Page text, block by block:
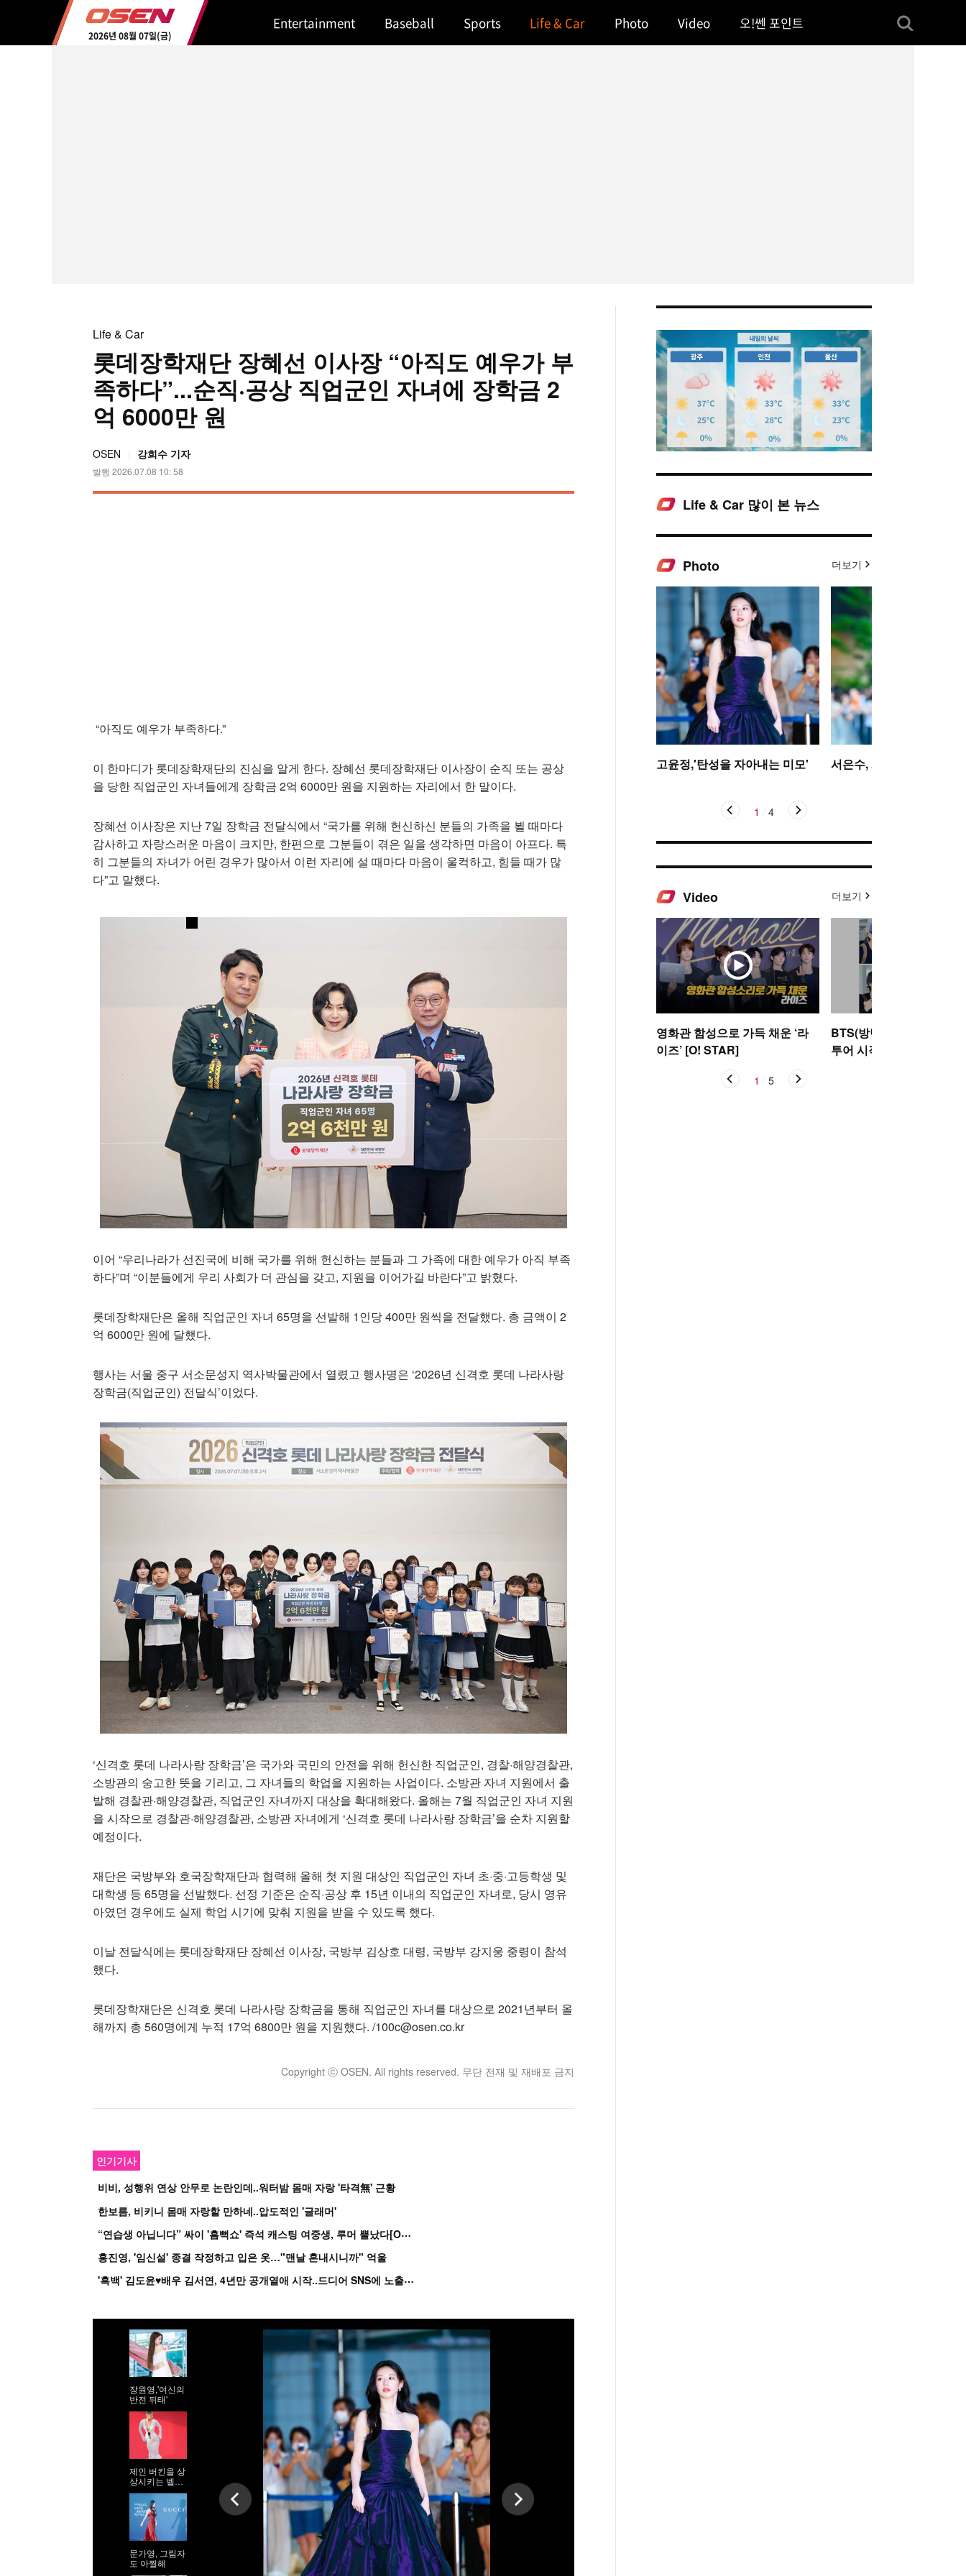
2026년 08월 07일(금)
Entertainment Baseball Sports Life & Car Photo Video 오!쎈 포인트
Life & Car
롯데장학재단 장혜선 이사장 “아직도 예우가 부
족하다”...순직·공상 직업군인 자녀에 장학금 2
억 6000만 원
OSEN 강희수 기자
발행 2026.07.08 10: 58
“아직도 예우가 부족하다.”
이 한마디가 롯데장학재단의 진심을 알게 한다. 장혜선 롯데장학재단 이사장이 순직 또는 공상
을 당한 직업군인 자녀들에게 장학금 2억 6000만 원을 지원하는 자리에서 한 말이다.
장혜선 이사장은 지난 7일 장학금 전달식에서 “국가를 위해 헌신하신 분들의 가족을 뵐 때마다
감사하고 자랑스러운 마음이 크지만, 한편으로 그분들이 겪은 일을 생각하면 마음이 아프다. 특
히 그분들의 자녀가 어린 경우가 많아서 이런 자리에 설 때마다 마음이 울컥하고, 힘들 때가 많
다”고 말했다.
이어 “우리나라가 선진국에 비해 국가를 위해 헌신하는 분들과 그 가족에 대한 예우가 아직 부족
하다”며 “이분들에게 우리 사회가 더 관심을 갖고, 지원을 이어가길 바란다”고 밝혔다.
롯데장학재단은 올해 직업군인 자녀 65명을 선발해 1인당 400만 원씩을 전달했다. 총 금액이 2
억 6000만 원에 달했다.
행사는 서울 중구 서소문성지 역사박물관에서 열렸고 행사명은 ‘2026년 신격호 롯데 나라사랑
장학금(직업군인) 전달식’이었다.
‘신격호 롯데 나라사랑 장학금’은 국가와 국민의 안전을 위해 헌신한 직업군인, 경찰·해양경찰관,
소방관의 숭고한 뜻을 기리고, 그 자녀들의 학업을 지원하는 사업이다. 소방관 자녀 지원에서 출
발해 경찰관·해양경찰관, 직업군인 자녀까지 대상을 확대해왔다. 올해는 7월 직업군인 자녀 지원
을 시작으로 경찰관·해양경찰관, 소방관 자녀에게 ‘신격호 롯데 나라사랑 장학금’을 순차 지원할
예정이다.
재단은 국방부와 호국장학재단과 협력해 올해 첫 지원 대상인 직업군인 자녀 초·중·고등학생 및
대학생 등 65명을 선발했다. 선정 기준은 순직·공상 후 15년 이내의 직업군인 자녀로, 당시 영유
아였던 경우에도 실제 학업 시기에 맞춰 지원을 받을 수 있도록 했다.
이날 전달식에는 롯데장학재단 장혜선 이사장, 국방부 김상호 대령, 국방부 강지웅 중령이 참석
했다.
롯데장학재단은 신격호 롯데 나라사랑 장학금을 통해 직업군인 자녀를 대상으로 2021년부터 올
해까지 총 560명에게 누적 17억 6800만 원을 지원했다. /100c@osen.co.kr
Copyright ⓒ OSEN. All rights reserved. 무단 전재 및 재배포 금지
인기기사
비비, 성행위 연상 안무로 논란인데..워터밤 몸매 자랑 '타격無' 근황
한보름, 비키니 몸매 자랑할 만하네..압도적인 '글래머'
“
연습생 아닙니다” 싸이 '흠뻑쇼' 즉석 캐스팅 여중생, 루머 뿔났다[Oh!쎈 이...
홍진영, '임신설' 종결 작정하고 입은 옷…"맨날 혼내시니까" 억울
'
흑백' 김도윤♥배우 김서연, 4년만 공개열애 시작..드디어 SNS에 노출 [핫피...
장원영,'여신의
반전 뒤태'
제인 버킨을 상
상시키는 벨라
하디드
문가영, 그림자
도 아찔해
Mute
Life & Car 많이 본 뉴스
Photo 더보기
고윤정,'탄성을 자아내는 미모' 서은수, 사뿐사뿐
1 4
Video 더보기
영화관 함성으로 가득 채운 ‘라
이즈’ [O! STAR]
BTS(방탄소년단), 아리랑
투어 시작 [O! STAR]
1 5